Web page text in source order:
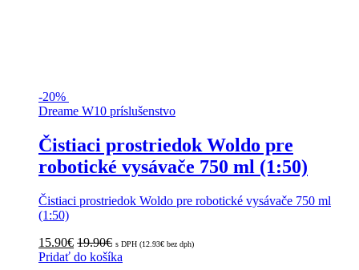
-20%
Dreame W10 príslušenstvo
Čistiaci prostriedok Woldo pre
robotické vysávače 750 ml (1:50)
Čistiaci prostriedok Woldo pre robotické vysávače 750 ml
(1:50)
15.90€ 19.90€ s DPH (12.93€ bez dph)
Pridať do košíka